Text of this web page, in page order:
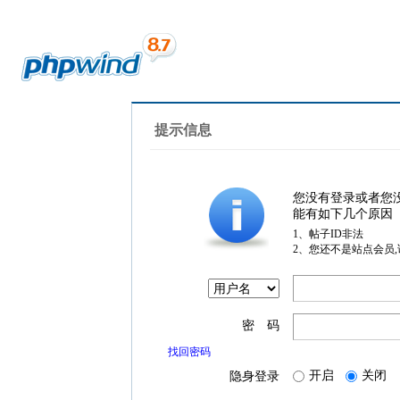
提示信息
您没有登录或者您
能有如下几个原因
1、帖子ID非法
2、您还不是站点会员
密 码
找回密码
隐身登录 开启 关闭